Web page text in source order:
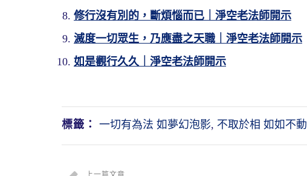
修行沒有別的，斷煩惱而已｜淨空老法師開示
滅度一切眾生，乃應盡之天職｜淨空老法師開示
如是觀行久久｜淨空老法師開示
標籤： 一切有為法 如夢幻泡影, 不取於相 如如不動